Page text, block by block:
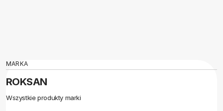
MARKA
ROKSAN
Wszystkie produkty marki